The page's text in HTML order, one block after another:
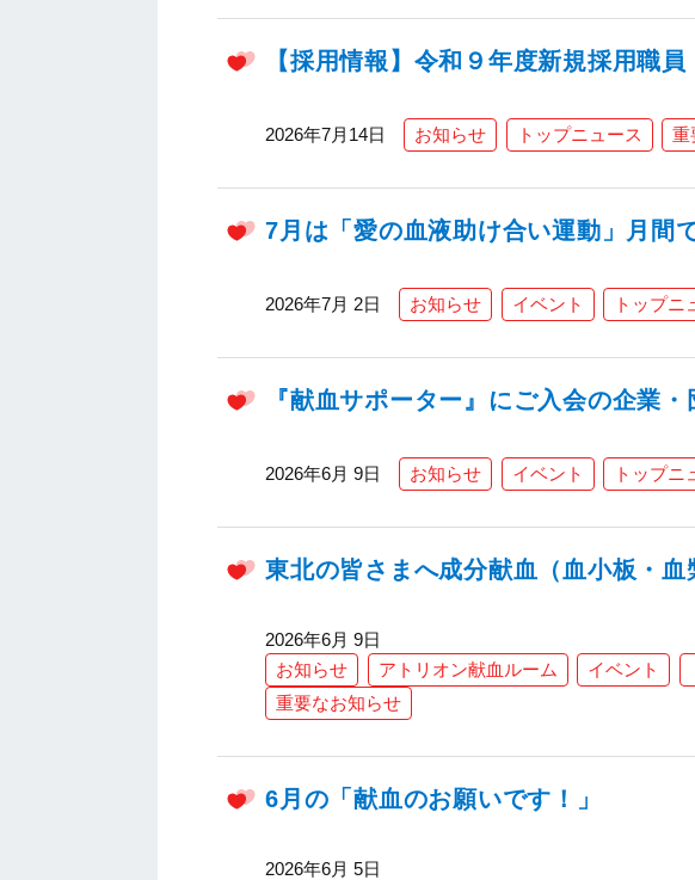
【採用情報】令和９年度新規採用職
2026年7月14日 お知らせ トップニュース 重
7月は「愛の血液助け合い運動」月間
2026年7月 2日 お知らせ イベント トップニ
『献血サポーター』にご入会の企業・
2026年6月 9日 お知らせ イベント トップニ
東北の皆さまへ成分献血（血小板・血
2026年6月 9日
お知らせ
アトリオン献血ルーム イベント
重要なお知らせ
6月の「献血のお願いです！」
2026年6月 5日